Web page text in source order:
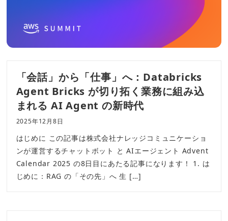
「会話」から「仕事」へ：Databricks
Agent Bricks が切り拓く業務に組み込
まれる AI Agent の新時代
2025年12月8日
はじめに この記事は株式会社ナレッジコミュニケーショ
ンが運営するチャットボット と AIエージェント Advent
Calendar 2025 の8日目にあたる記事になります！ 1. は
じめに：RAG の「その先」へ 生 […]